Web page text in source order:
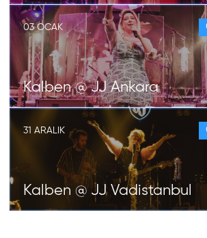
03 OCAK
Kalben @ JJ Ankara
31 ARALIK
Kalben @ JJ Vadistanbul